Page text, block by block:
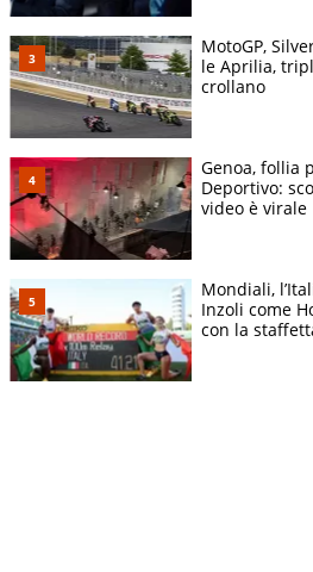
MotoGP,
le Aprilia,
crollano
Genoa, follia
Deportivo:
video è virale
Mondiali,
Inzoli come
con la